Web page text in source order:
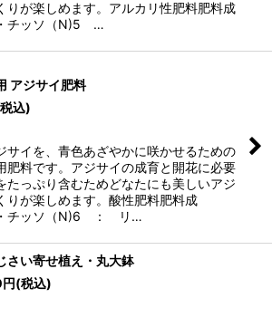
りが楽しめます。アルカリ性肥料肥料成
チッソ（N)5 …
アジサイ肥料
込)
サイを、青色あざやかに咲かせるための
肥料です。アジサイの成育と開花に必要
たっぷり含むためどなたにも美しいアジ
りが楽しめます。酸性肥料肥料成
チッソ（N)6 ： リ…
さい寄せ植え・丸大鉢
円(税込)